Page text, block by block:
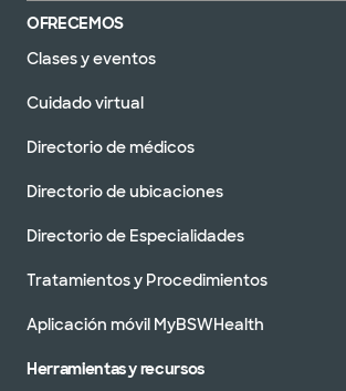
OFRECEMOS
Clases y eventos
Cuidado virtual
Directorio de médicos
Directorio de ubicaciones
Directorio de Especialidades
Tratamientos y Procedimientos
Aplicación móvil MyBSWHealth
Herramientas y recursos